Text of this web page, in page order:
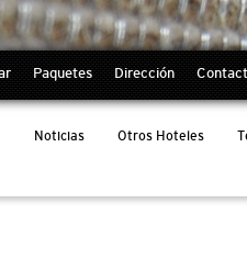
Paquetes Dirección
Noticias Otros Hoteles